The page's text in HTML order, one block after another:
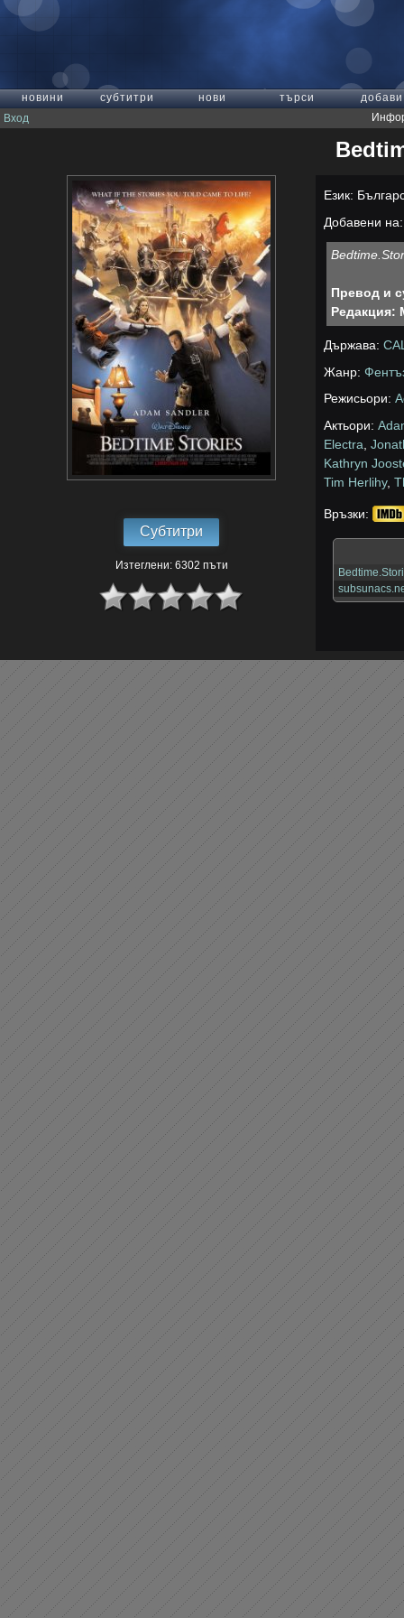
новини субтитри нови търси
добави
Вход
Субтитри
Изтеглени: 6302 пъти
Език:
Добавени
Превод и
Редакция:
Държава:
Жанр:
Режисьори:
Актьори:
Electra ,
Kathryn
Tim Herlihy,
Връзки: